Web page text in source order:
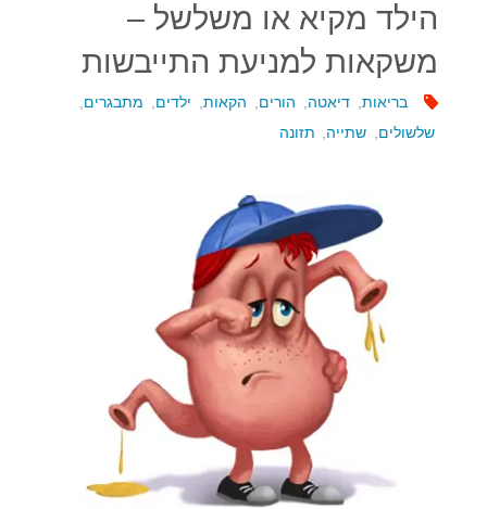
הילד מקיא או משלשל –
משקאות למניעת התייבשות
בריאות דיאטה הורים הקאות, ילדים מתבגרים
שלשולים
שתייה תזונה